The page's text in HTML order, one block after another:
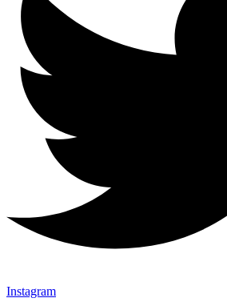
Instagram